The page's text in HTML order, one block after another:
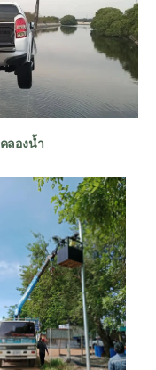
ลองน้ำ